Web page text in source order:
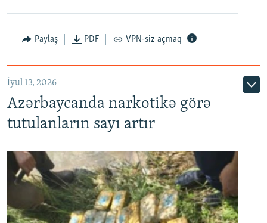
Paylaş PDF VPN-siz açmaq
İyul 13, 2026
Azərbaycanda narkotikə görə
tutulanların sayı artır